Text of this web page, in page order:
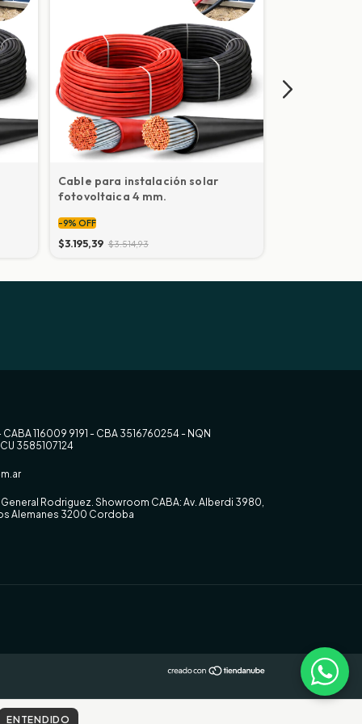
ENTENDIDO
Cable para instalación solar
fotovoltaica 4 mm.
-9% OFF
$3.195,39 $3.514,93
116009 9191 - CBA 3516760254 - NQN
3585107124
Rodriguez. Showroom CABA: Av. Alberdi 3980,
Alemanes 3200 Cordoba